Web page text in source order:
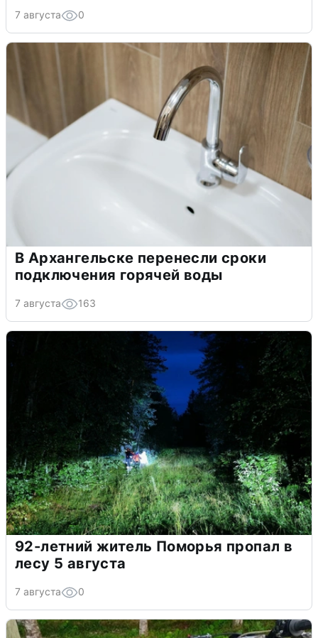
7 августа 0
В Архангельске перенесли сроки
подключения горячей воды
7 августа 163
92-летний житель Поморья пропал в
лесу 5 августа
7 августа 0